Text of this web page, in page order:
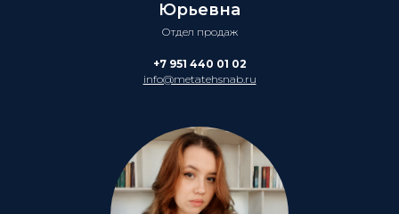
Юрьевна
Отдел продаж
+7 951 440 01 02
info@metatehsnab.ru